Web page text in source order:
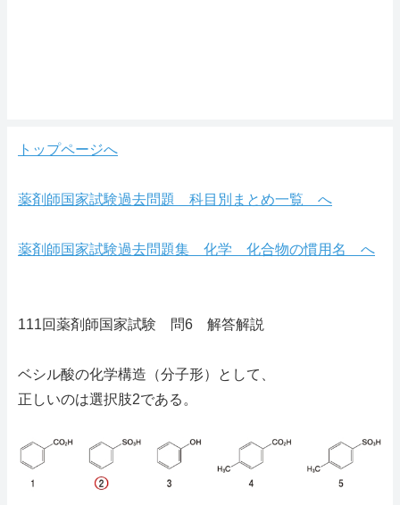
トップページへ
薬剤師国家試験過去問題 科目別まとめ一覧 へ
薬剤師国家試験過去問題集 化学 化合物の慣用名 へ
111回薬剤師国家試験 問6 解答解説
ベシル酸の化学構造（分子形）として、
正しいのは選択肢2である。